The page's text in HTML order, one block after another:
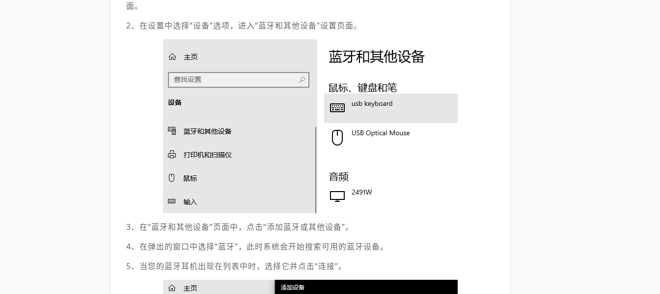
面。
2、在设置中选择“设备”选项，进入“蓝牙和其他设备”设置页面。
3、在“蓝牙和其他设备”页面中，点击“添加蓝牙或其他设备”。
4、在弹出的窗口中选择“蓝牙”，此时系统会开始搜索可用的蓝牙设备。
5、当您的蓝牙耳机出现在列表中时，选择它并点击“连接”。